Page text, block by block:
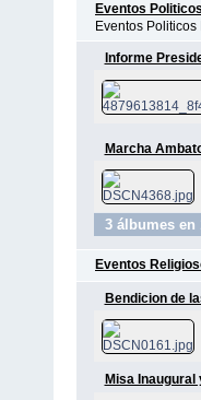
Eventos
Eventos Politicos
Informe
Marcha
3 álbumes en
Eventos
Bendicion de
Misa